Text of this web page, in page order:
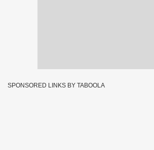
SPONSORED LINKS BY TABOOLA